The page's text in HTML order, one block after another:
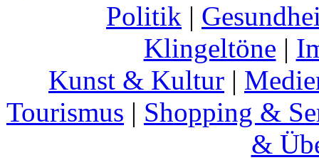
Politik |
Klingeltöne |
Kunst & Kultur |
Tourismus | Shopping &
&